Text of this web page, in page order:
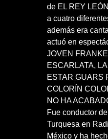
de EL REY
a cuatro
además era
actuó en
JOVEN
ESCARLATA,
ESTAR GUARS
COLORÍN
NO HA
Fue conductor
Turquesa en
México y ha